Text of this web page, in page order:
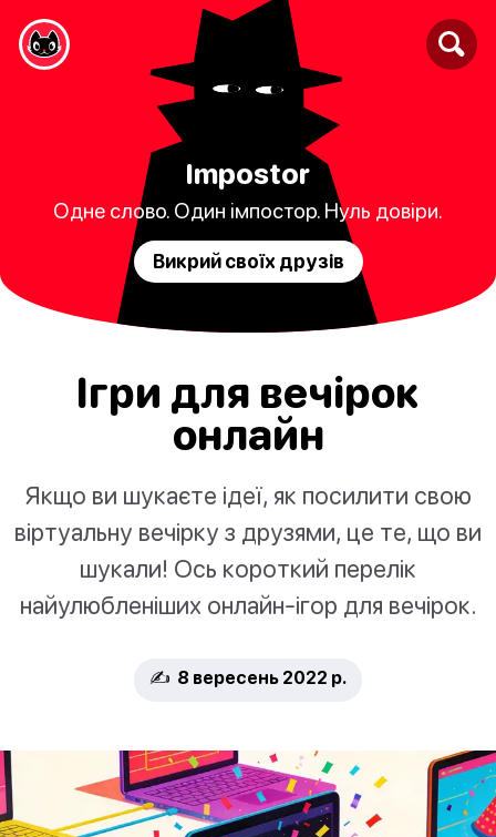
Impostor
Одне слово. Один імпостор. Нуль довіри.
Викрий своїх друзів
Ігри для вечірок
онлайн
Якщо ви шукаєте ідеї, як посилити свою
віртуальну вечірку з друзями, це те, що ви
шукали! Ось короткий перелік
найулюбленіших онлайн-ігор для вечірок.
✍️ 8 вересень 2022 р.